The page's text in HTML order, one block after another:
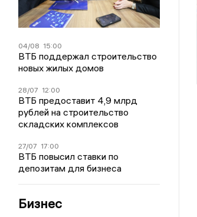
04/08 15:00
ВТБ поддержал строительство
новых жилых домов
28/07 12:00
ВТБ предоставит 4,9 млрд
рублей на строительство
складских комплексов
27/07 17:00
ВТБ повысил ставки по
депозитам для бизнеса
Бизнес